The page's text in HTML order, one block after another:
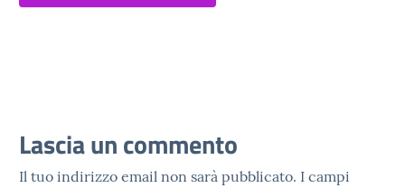
Lascia un commento
Il tuo indirizzo email non sarà pubblicato. I campi